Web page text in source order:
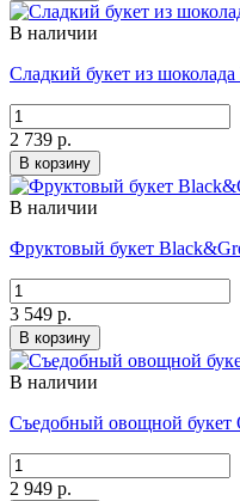
В наличии
Сладкий букет из
2 739 р.
В корзину
В наличии
Фруктовый букет
3 549 р.
В корзину
В наличии
Съедобный овощной букет
2 949 р.